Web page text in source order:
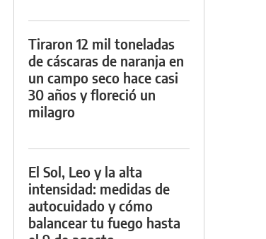
Tiraron 12 mil toneladas
de cáscaras de naranja en
un campo seco hace casi
30 años y floreció un
milagro
El Sol, Leo y la alta
intensidad: medidas de
autocuidado y cómo
balancear tu fuego hasta